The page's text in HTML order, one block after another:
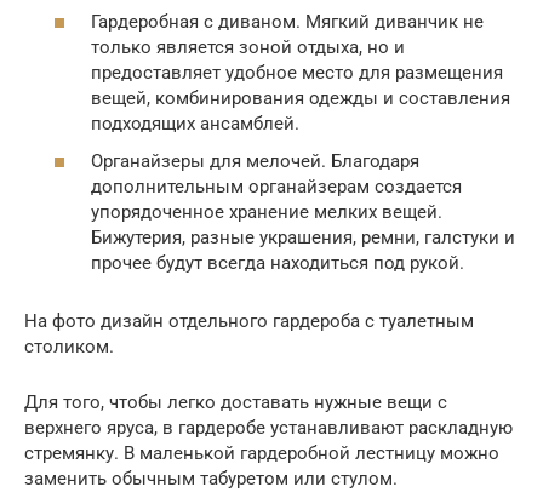
Гардеробная с диваном. Мягкий диванчик не
только является зоной отдыха, но и
предоставляет удобное место для размещения
вещей, комбинирования одежды и составления
подходящих ансамблей.
Органайзеры для мелочей. Благодаря
дополнительным органайзерам создается
упорядоченное хранение мелких вещей.
Бижутерия, разные украшения, ремни, галстуки и
прочее будут всегда находиться под рукой.
На фото дизайн отдельного гардероба с туалетным
столиком.
Для того, чтобы легко доставать нужные вещи с
верхнего яруса, в гардеробе устанавливают раскладную
стремянку. В маленькой гардеробной лестницу можно
заменить обычным табуретом или стулом.